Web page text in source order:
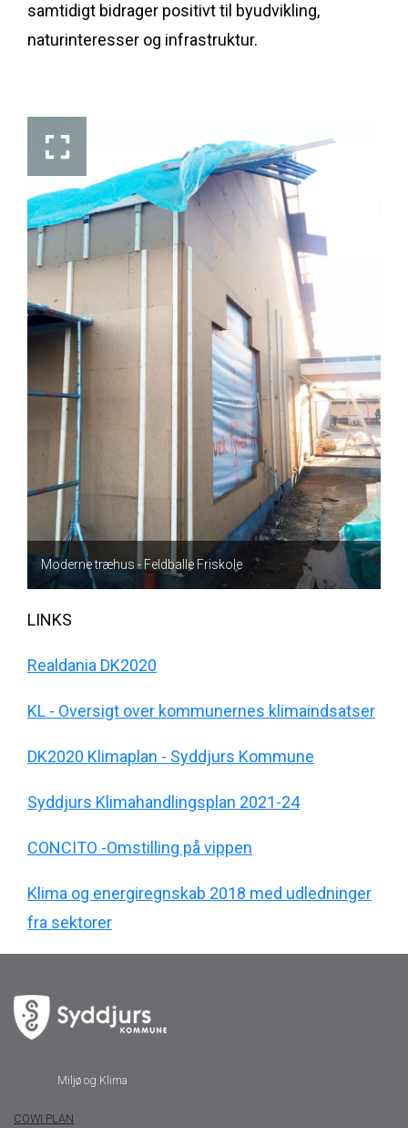
samtidigt bidrager positivt til byudvikling,
naturinteresser og infrastruktur.
Moderne træhus - Feldballe Friskole
LINKS
Realdania DK2020
KL - Oversigt over kommunernes klimaindsatser
DK2020 Klimaplan - Syddjurs Kommune
Syddjurs Klimahandlingsplan 2021-24
CONCITO -Omstilling på vippen
Klima og energiregnskab 2018 med udledninger
fra sektorer
Miljø og Klima
COWI PLAN